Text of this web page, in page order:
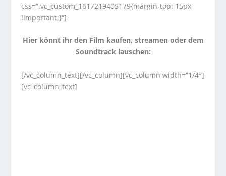
css=“.vc_custom_1617219405179{margin-top: 15px
!important;}“]
Hier könnt ihr den Film kaufen, streamen oder dem
Soundtrack lauschen:
[/vc_column_text][/vc_column][vc_column width=“1/4″]
[vc_column_text]